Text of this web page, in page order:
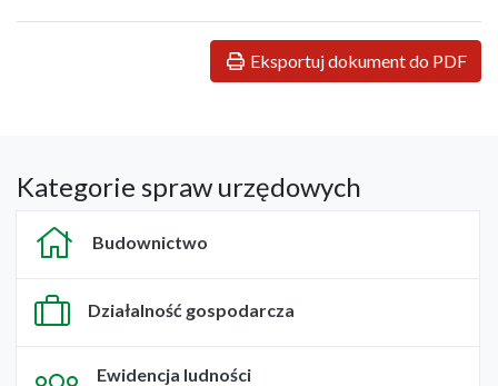
Eksportuj dokument do PDF
Kategorie spraw urzędowych
Budownictwo
Działalność gospodarcza
Ewidencja ludności